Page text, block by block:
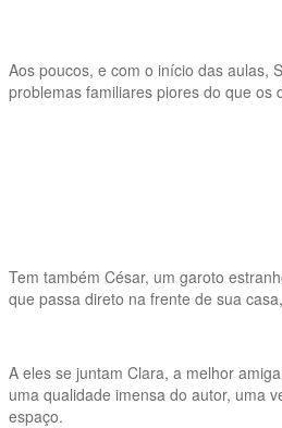
Aos poucos, e com o início das aulas,
problemas familiares piores do que os
Tem também César, um garoto
que passa direto na frente de sua
A eles se juntam Clara, a melhor
uma qualidade imensa do autor, uma
espaço.